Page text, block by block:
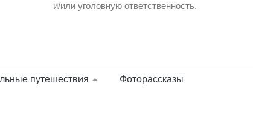
и/или уголовную ответственность.
путешествия Фоторассказы